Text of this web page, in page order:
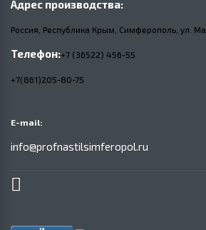
Адрес производства:
Россия, Республика Крым, Симферополь, ул.
Телефон:+7 (36522) 456-55
+7(861)205-80-75
E-mail:
info@profnastilsimferopol.ru